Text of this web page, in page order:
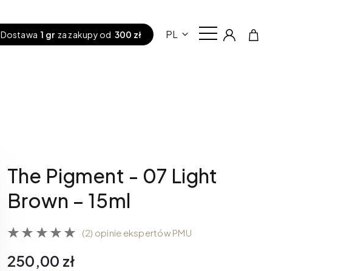
Dostawa 1 grza zakupy od 300 zł PL
The Pigment - 07 Light
Brown – 15ml
(2) opinie ekspertów PMU
250,00 zł